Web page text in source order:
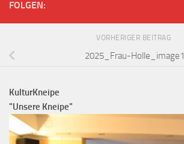
FOLGEN:
VORHERIGER BEITRAG
2025_Frau-Holle_image1
KulturKneipe
"Unsere Kneipe"